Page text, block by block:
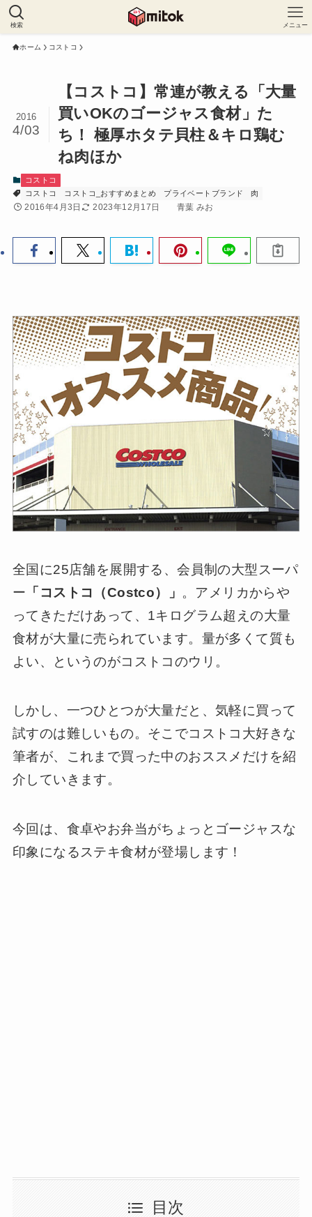
検索 メニュー
ホーム コストコ
【コストコ】常連が教える「大量
買いOKのゴージャス食材」た
ち！ 極厚ホタテ貝柱＆キロ鶏む
ね肉ほか
2016
4/03
コストコ
コストコ
コストコ_おすすめまとめ プライベートブランド 肉
2016年4月3日 2023年12月17日 青葉 みお
全国に25店舗を展開する、会員制の大型スーパ
ー 「コストコ（Costco）」 。アメリカからや
ってきただけあって、1キログラム超えの大量
食材が大量に売られています。量が多くて質も
よい、というのがコストコのウリ。
しかし、一つひとつが大量だと、気軽に買って
試すのは難しいもの。そこでコストコ大好きな
筆者が、これまで買った中のおススメだけを紹
介していきます。
今回は、食卓やお弁当がちょっとゴージャスな
印象になるステキ食材が登場します！
目次